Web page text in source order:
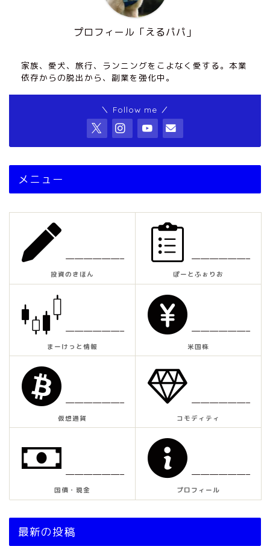
プロフィール「えるパパ」
家族、愛犬、旅行、ランニングをこよなく愛する。本業
依存からの脱出から、副業を強化中。
＼ Follow me ／
メニュー
——————–
投資のきほん
——————–
ぽーとふぉりお
——————–
まーけっと情報
——————–
米国株
——————–
仮想通貨
——————–
コモディティ
——————–
国債・現金
——————–
プロフィール
最新の投稿